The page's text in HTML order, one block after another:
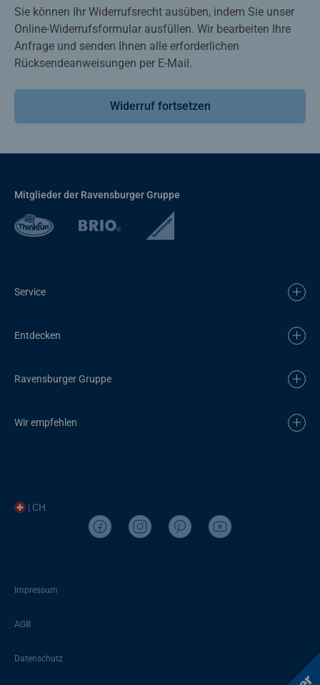
Sie können Ihr Widerrufsrecht ausüben, indem Sie unser
Online-Widerrufsformular ausfüllen. Wir bearbeiten Ihre
Anfrage und senden Ihnen alle erforderlichen
Rücksendeanweisungen per E-Mail.
Widerruf fortsetzen
Mitglieder der Ravensburger Gruppe
Service
Entdecken
Ravensburger Gruppe
Wir empfehlen
| CH
Impressum
AGB
Datenschutz